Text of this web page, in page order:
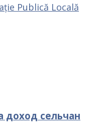
Publică Locală
доход сельчан